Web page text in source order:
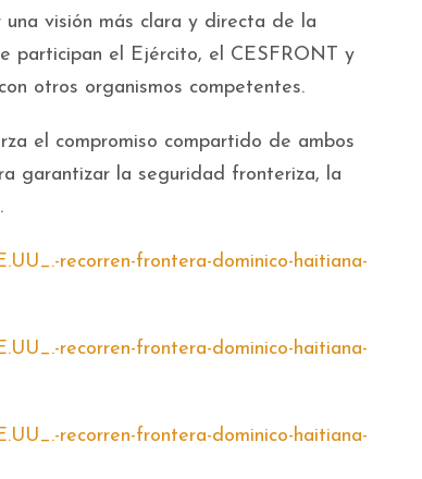
visión más clara y directa de la
participan el Ejército, el CESFRONT y
otros organismos competentes.
el compromiso compartido de ambos
garantizar la seguridad fronteriza, la